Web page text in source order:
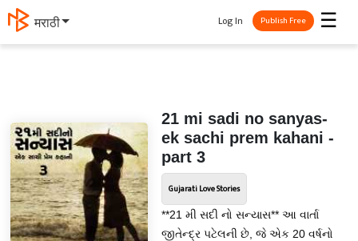
मराठी ☰
Log In Publish Free
21 mi sadi no sanyas-
ek sachi prem kahani -
part 3
Gujarati Love Stories
**21 મી સદી નો સન્યાસ** આ વાર્તા
જીતેન્દ્ર પટેલની છે, જે એક 20 વર્ષનો